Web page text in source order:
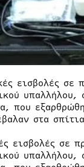
εισβολές σε
που
στα
εισβολές σε